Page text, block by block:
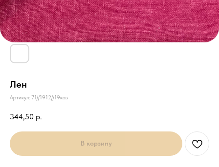
Лен
Артикул: 71//1912//19каз
344,50 р.
В корзину